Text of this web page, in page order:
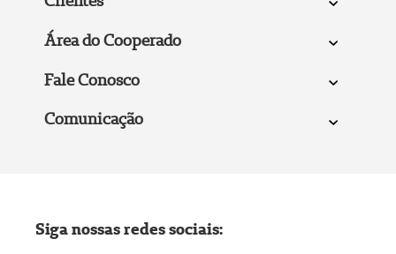
Área do Cooperado
Fale Conosco
Comunicação
Siga nossas redes sociais: